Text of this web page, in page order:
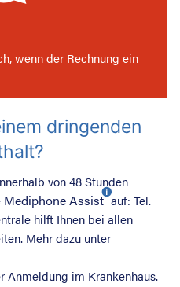
wenn der Rechnung ein
dringenden
von 48 Stunden
Mediphone Assist auf: Tel.
hilft Ihnen bei allen
Mehr dazu unter
Anmeldung im Krankenhaus.